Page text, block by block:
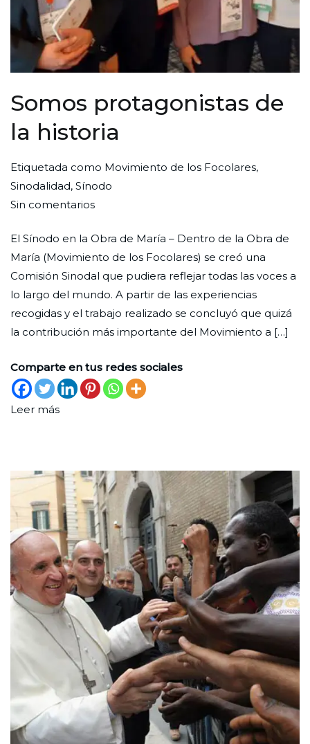
Somos protagonistas de
la historia
Por
Redaccion
Ciudad
Publicada
el
27
septiembre
de
2023
Publicada
en
Movimiento
Etiquetada como Movimiento de los Focolares,
Sinodalidad, Sínodo
Sin comentariosen
protagonistas
de
la
historia
El Sínodo en la Obra de María – Dentro de la Obra de
María (Movimiento de los Focolares) se creó una
Comisión Sinodal que pudiera reflejar todas las voces a
lo largo del mundo. A partir de las experiencias
recogidas y el trabajo realizado se concluyó que quizá
la contribución más importante del Movimiento a […]
Comparte en tus redes sociales
Leer más